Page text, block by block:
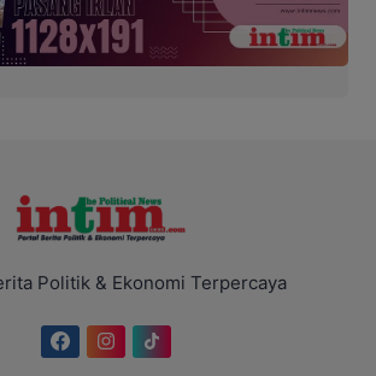
Politik & Ekonomi Terpercaya